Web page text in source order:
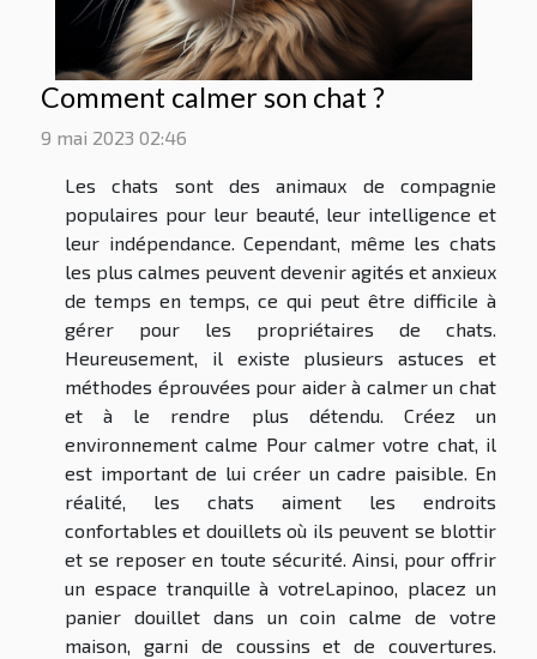
Comment calmer son chat ?
9 mai 2023 02:46
Les chats sont des animaux de compagnie
populaires pour leur beauté, leur intelligence et
leur indépendance. Cependant, même les chats
les plus calmes peuvent devenir agités et anxieux
de temps en temps, ce qui peut être difficile à
gérer pour les propriétaires de chats.
Heureusement, il existe plusieurs astuces et
méthodes éprouvées pour aider à calmer un chat
et à le rendre plus détendu. Créez un
environnement calme Pour calmer votre chat, il
est important de lui créer un cadre paisible. En
réalité, les chats aiment les endroits
confortables et douillets où ils peuvent se blottir
et se reposer en toute sécurité. Ainsi, pour offrir
un espace tranquille à votreLapinoo, placez un
panier douillet dans un coin calme de votre
maison, garni de coussins et de couvertures.